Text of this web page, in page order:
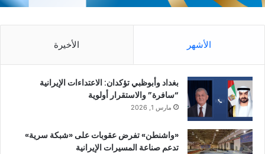
الأشهر الأخيرة
بغداد وأبوظبي تؤكدان: الاعتداءات الإيرانية
“سافرة” والاستقرار أولوية
مارس 1, 2026
«واشنطن» تفرض عقوبات على «شبكة سرية»
تدعم صناعة المسيرات الإيرانية